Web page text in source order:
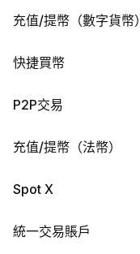
充值/提幣（數字貨幣）
快捷買幣
P2P交易
充值/提幣（法幣）
Spot X
統一交易賬戶